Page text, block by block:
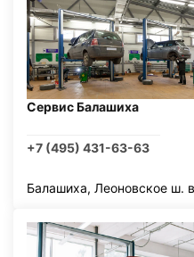
Сервис Балашиха
+7 (495) 431-63-63
Балашиха, Леоновское ш.